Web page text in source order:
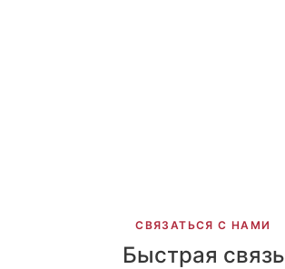
СВЯЗАТЬСЯ С НАМИ
Быстрая связь